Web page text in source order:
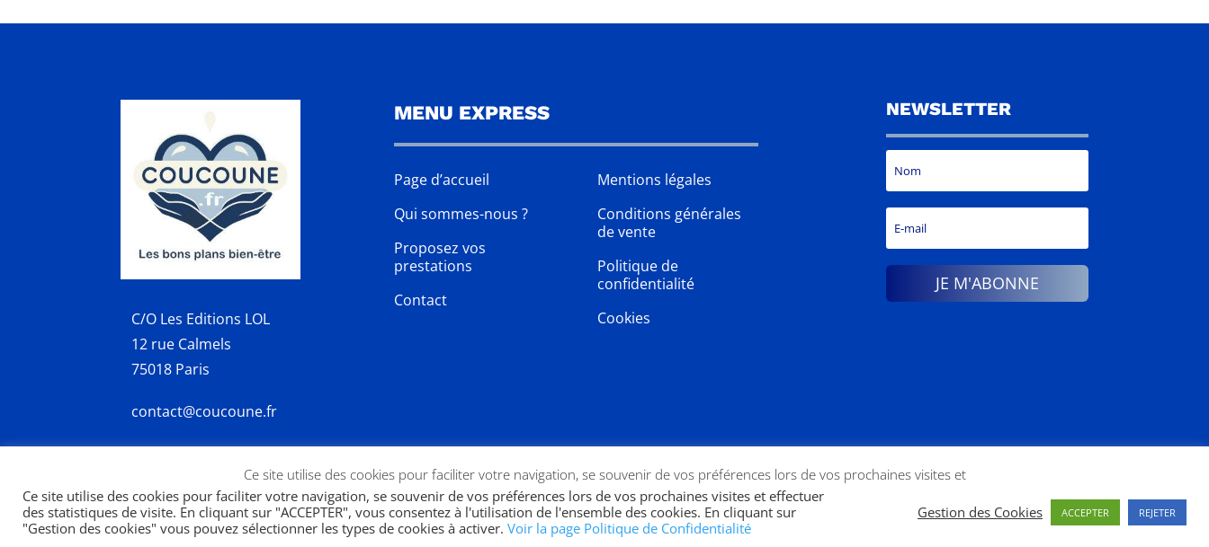
C/O Les Editions LOL
12 rue Calmels
75018 Paris
contact@coucoune.fr
MENU EXPRESS
Page d’accueil
Qui sommes-nous ?
Proposez vos
prestations
Contact
Mentions légales
Conditions générales
de vente
Politique de
confidentialité
Cookies
NEWSLETTER
JE M'ABONNE
Copyright 2026 | designed bySWP
Ce site utilise des cookies pour faciliter votre navigation, se souvenir de vos préférences lors de vos prochaines visites et
Ce site utilise des cookies pour faciliter votre navigation, se souvenir de vos préférences lors de vos prochaines visites et effectuer
des statistiques de visite. En cliquant sur "ACCEPTER", vous consentez à l'utilisation de l'ensemble des cookies. En cliquant sur
"Gestion des cookies" vous pouvez sélectionner les types de cookies à activer. Voir la page Politique de Confidentialité
Gestion des Cookies ACCEPTER REJETER